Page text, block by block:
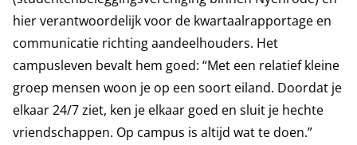
hier verantwoordelijk voor de kwartaalrapportage en
communicatie richting aandeelhouders. Het
campusleven bevalt hem goed: “Met een relatief kleine
groep mensen woon je op een soort eiland. Doordat je
elkaar 24/7 ziet, ken je elkaar goed en sluit je hechte
vriendschappen. Op campus is altijd wat te doen.”